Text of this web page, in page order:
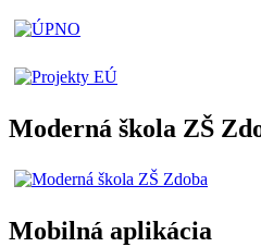
Moderná škola ZŠ
Mobilná aplikácia